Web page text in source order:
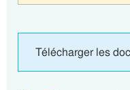
Télécharger les